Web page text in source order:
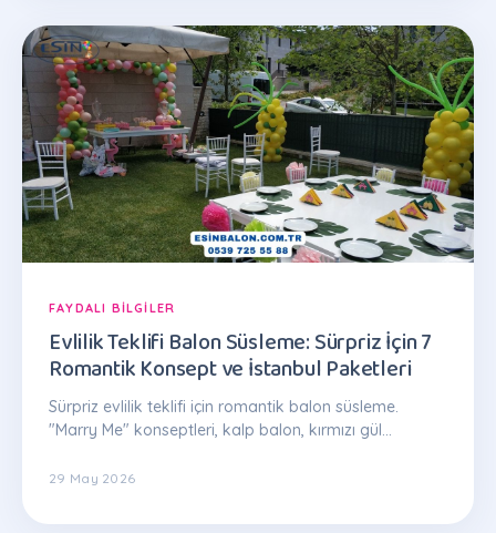
FAYDALI BILGILER
Evlilik Teklifi Balon Süsleme: Sürpriz İçin 7
Romantik Konsept ve İstanbul Paketleri
Sürpriz evlilik teklifi için romantik balon süsleme.
"Marry Me" konseptleri, kalp balon, kırmızı gül
29 May 2026